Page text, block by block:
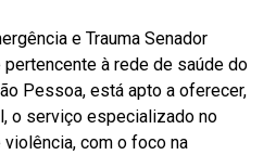
e Trauma Senador
pertencente à rede de saúde do
Pessoa, está apto a oferecer,
o serviço especializado no
com o foco na